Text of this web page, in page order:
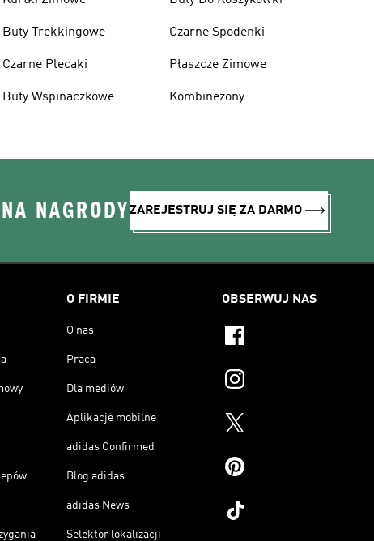
Buty Trekkingowe
Czarne Plecaki
Buty Wspinaczkowe
Czarne Spodenki
Płaszcze Zimowe
Kombinezony
NAGRODYZAREJESTRUJ SIĘ ZA DARMO
O FIRMIE
O nas
Praca
Dla mediów
Aplikacje mobilne
adidas Confirmed
Blog adidas
adidas News
Selektor lokalizacji
OBSERWUJ NAS